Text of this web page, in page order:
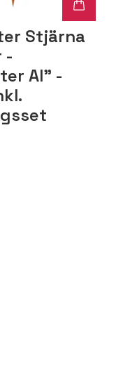
Stjärna
-
Al" -